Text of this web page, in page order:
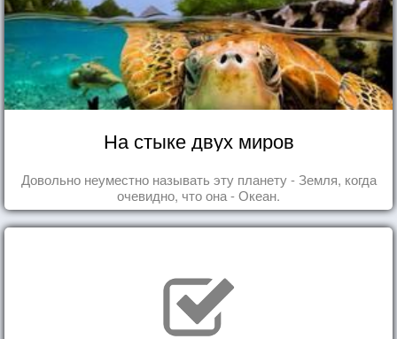
На стыке двух миров
Довольно неуместно называть эту планету - Земля, когда
очевидно, что она - Океан.